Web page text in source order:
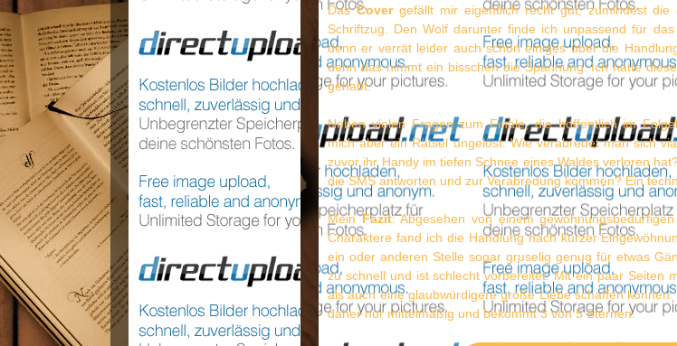
DasCovergefällt mir eigentlich recht gut, zumindest die
Schriftzug. Den Wolf darunter finde ich unpassend für
denn er verrät leider auch schon einiges über die
denn das nimmt ein bisschen die Spannung. Ich hätte
gehabt.
Neben vielen Fragen zum Finale, die hoffentlich im
mich aber ein Rätsel ungelöst: Wie verabredet man sich
zuvor ihr Handy im tiefen Schnee eines Waldes verloren
die SMS antworten und zur Verabredung kommen? Ein
MeinFazit: Abgesehen von einem
Charaktere fand ich die Handlung nach kurzer
ein oder anderen Stelle sogar gruselig genug für etwas
zu schnell und ist schlecht vorbereitet. Mit ein paar Seiten
als auch eine glaubwürdigere große Liebe schaffen
daher nur mittelmäßig und bekommt 3 von 5 Sternen.